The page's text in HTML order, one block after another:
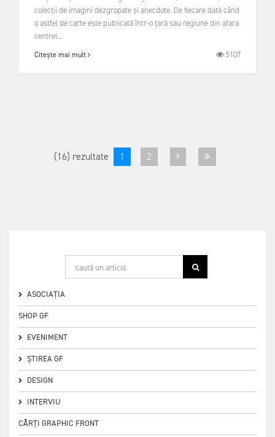
colecţii de imagini dezgropate şi anecdote. De fiecare dată când
o astfel de carte este publicată într-o ţară sau regiune din afara
centrel...
Citește mai mult 5107
(16) rezultate 1 2
ASOCIAȚIA
SHOP GF
EVENIMENT
ȘTIREA GF
DESIGN
INTERVIU
CĂRȚI GRAPHIC FRONT